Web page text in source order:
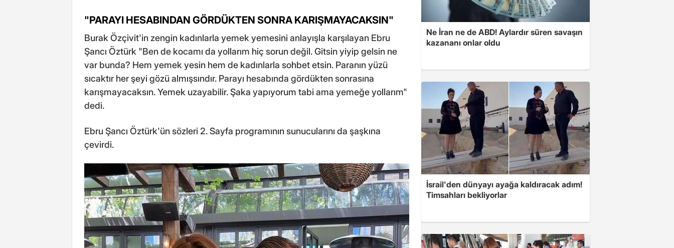
"PARAYI HESABINDAN GÖRDÜKTEN SONRA KARIŞMAYACAKSIN"
Burak Özçivit'in zengin kadınlarla yemek yemesini anlayışla karşılayan Ebru
Şancı Öztürk "Ben de kocamı da yollarım hiç sorun değil. Gitsin yiyip gelsin ne
var bunda? Hem yemek yesin hem de kadınlarla sohbet etsin. Paranın yüzü
sıcaktır her şeyi gözü almışsındır. Parayı hesabında gördükten sonrasına
karışmayacaksın. Yemek uzayabilir. Şaka yapıyorum tabi ama yemeğe yollarım"
dedi.
Ebru Şancı Öztürk'ün sözleri 2. Sayfa programının sunucularını da şaşkına
çevirdi.
Ne İran ne de ABD! Aylardır süren savaşın
kazananı onlar oldu
İsrail'den dünyayı ayağa kaldıracak adım!
Timsahları bekliyorlar